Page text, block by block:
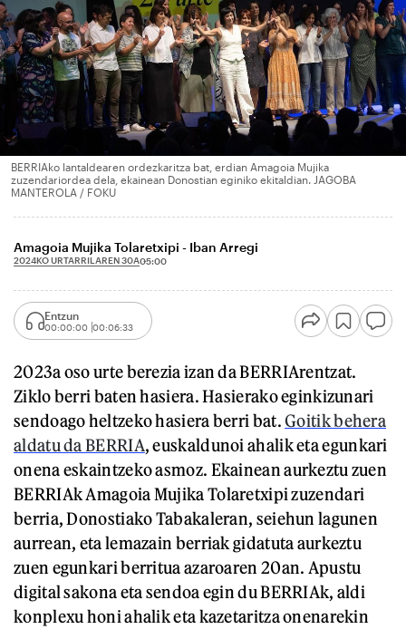
BERRIAko lantaldearen ordezkaritza bat, erdian Amagoia Mujika
zuzendariordea dela, ekainean Donostian eginiko ekitaldian. JAGOBA
MANTEROLA / FOKU
Amagoia Mujika Tolaretxipi - Iban Arregi
2024KO URTARRILAREN 30A05:00
Entzun
00:00:00 00:06:33
2023a oso urte berezia izan da BERRIArentzat.
Ziklo berri baten hasiera. Hasierako eginkizunari
sendoago heltzeko hasiera berri bat.Goitik behera
aldatu da BERRIA, euskaldunoi ahalik eta egunkari
onena eskaintzeko asmoz. Ekainean aurkeztu zuen
BERRIAk Amagoia Mujika Tolaretxipi zuzendari
berria, Donostiako Tabakaleran, seiehun lagunen
aurrean, eta lemazain berriak gidatuta aurkeztu
zuen egunkari berritua azaroaren 20an. Apustu
digital sakona eta sendoa egin du BERRIAk, aldi
konplexu honi ahalik eta kazetaritza onenarekin